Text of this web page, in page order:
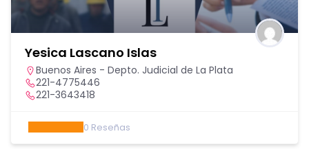
Yesica Lascano Islas
Buenos Aires - Depto. Judicial de La Plata
221-4775446
221-3643418
0 Reseñas